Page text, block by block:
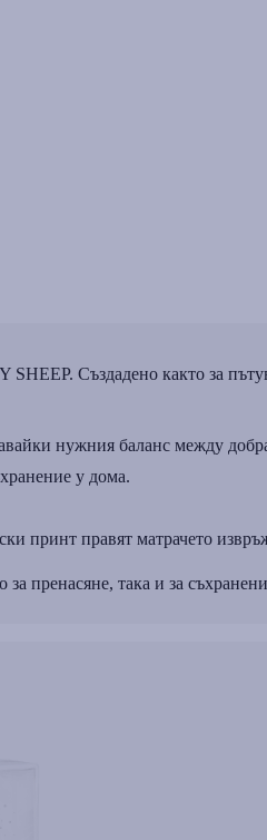
Създаденo както за
нужния баланс между
у дома.
принт правят матрачето
пренасяне, така и за